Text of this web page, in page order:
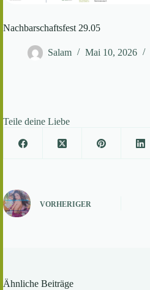
Nachbarschaftsfest 29.05
Salam Mai 10, 2026
Teile deine Liebe
VORHERIGER
Ähnliche Beiträge